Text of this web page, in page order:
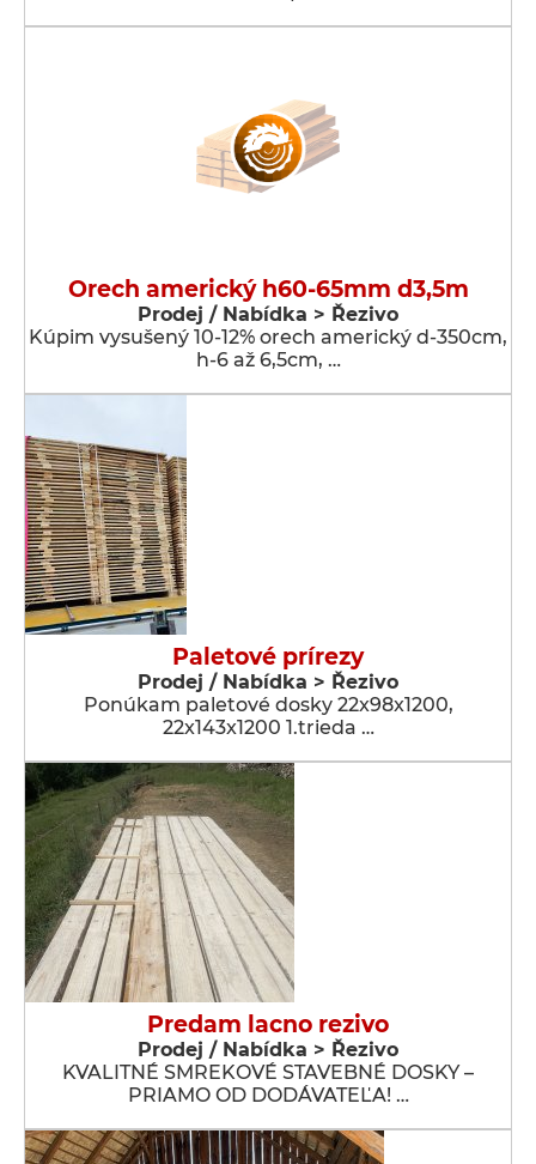
Orech americký h60-65mm d3,5m
Prodej / Nabídka > Řezivo
Kúpim vysušený 10-12% orech americký d-350cm,
h-6 až 6,5cm, …
Paletové prírezy
Prodej / Nabídka > Řezivo
Ponúkam paletové dosky 22x98x1200,
22x143x1200 1.trieda …
Predam lacno rezivo
Prodej / Nabídka > Řezivo
KVALITNÉ SMREKOVÉ STAVEBNÉ DOSKY –
PRIAMO OD DODÁVATEĽA! …